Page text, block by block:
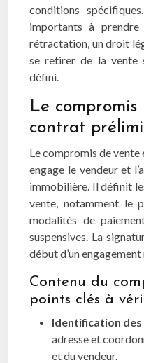
conditions
importants à
rétractation, un droit
se retirer de la vente
défini.
Le
contrat
Le compromis de
engage le vendeur et
immobilière. Il définit
vente, notamment le
modalités de
suspensives. La
début d’un
Contenu du
points clés à
Identification
adresse et
et du vendeur.